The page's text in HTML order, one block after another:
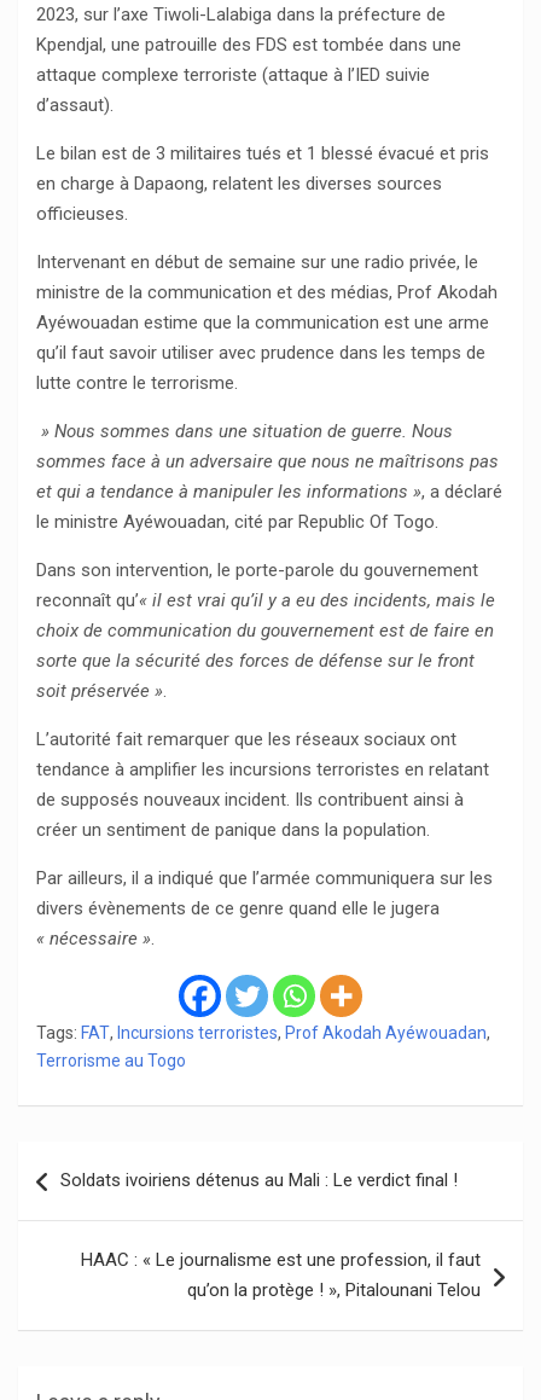
2023, sur l’axe Tiwoli-Lalabiga dans la préfecture de
Kpendjal, une patrouille des FDS est tombée dans une
attaque complexe terroriste (attaque à l’IED suivie
d’assaut).
Le bilan est de 3 militaires tués et 1 blessé évacué et pris
en charge à Dapaong, relatent les diverses sources
officieuses.
Intervenant en début de semaine sur une radio privée, le
ministre de la communication et des médias, Prof Akodah
Ayéwouadan estime que la communication est une arme
qu’il faut savoir utiliser avec prudence dans les temps de
lutte contre le terrorisme.
» Nous sommes dans une situation de guerre. Nous
sommes face à un adversaire que nous ne maîtrisons pas
et qui a tendance à manipuler les informations », a déclaré
le ministre Ayéwouadan, cité par Republic Of Togo.
Dans son intervention, le porte-parole du gouvernement
reconnaît qu’« il est vrai qu’il y a eu des incidents, mais le
choix de communication du gouvernement est de faire en
sorte que la sécurité des forces de défense sur le front
soit préservée ».
L’autorité fait remarquer que les réseaux sociaux ont
tendance à amplifier les incursions terroristes en relatant
de supposés nouveaux incident. Ils contribuent ainsi à
créer un sentiment de panique dans la population.
Par ailleurs, il a indiqué que l’armée communiquera sur les
divers évènements de ce genre quand elle le jugera
« nécessaire ».
Tags: FAT, Incursions terroristes, Prof Akodah Ayéwouadan,
Terrorisme au Togo
de
Soldats ivoiriens détenus au Mali : Le verdict final !
HAAC : « Le journalisme est une profession, il faut
qu’on la protège ! », Pitalounani Telou